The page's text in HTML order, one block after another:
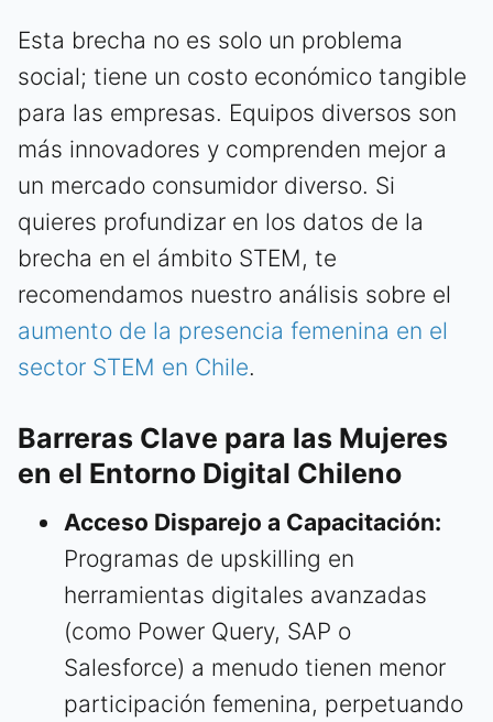
Esta brecha no es solo un problema
social; tiene un costo económico tangible
para las empresas. Equipos diversos son
más innovadores y comprenden mejor a
un mercado consumidor diverso. Si
quieres profundizar en los datos de la
brecha en el ámbito STEM, te
recomendamos nuestro análisis sobre el
aumento de la presencia femenina en el
sector STEM en Chile.
Barreras Clave para las Mujeres
en el Entorno Digital Chileno
Acceso Disparejo a Capacitación:
Programas de upskilling en
herramientas digitales avanzadas
(como Power Query, SAP o
Salesforce) a menudo tienen menor
participación femenina, perpetuando